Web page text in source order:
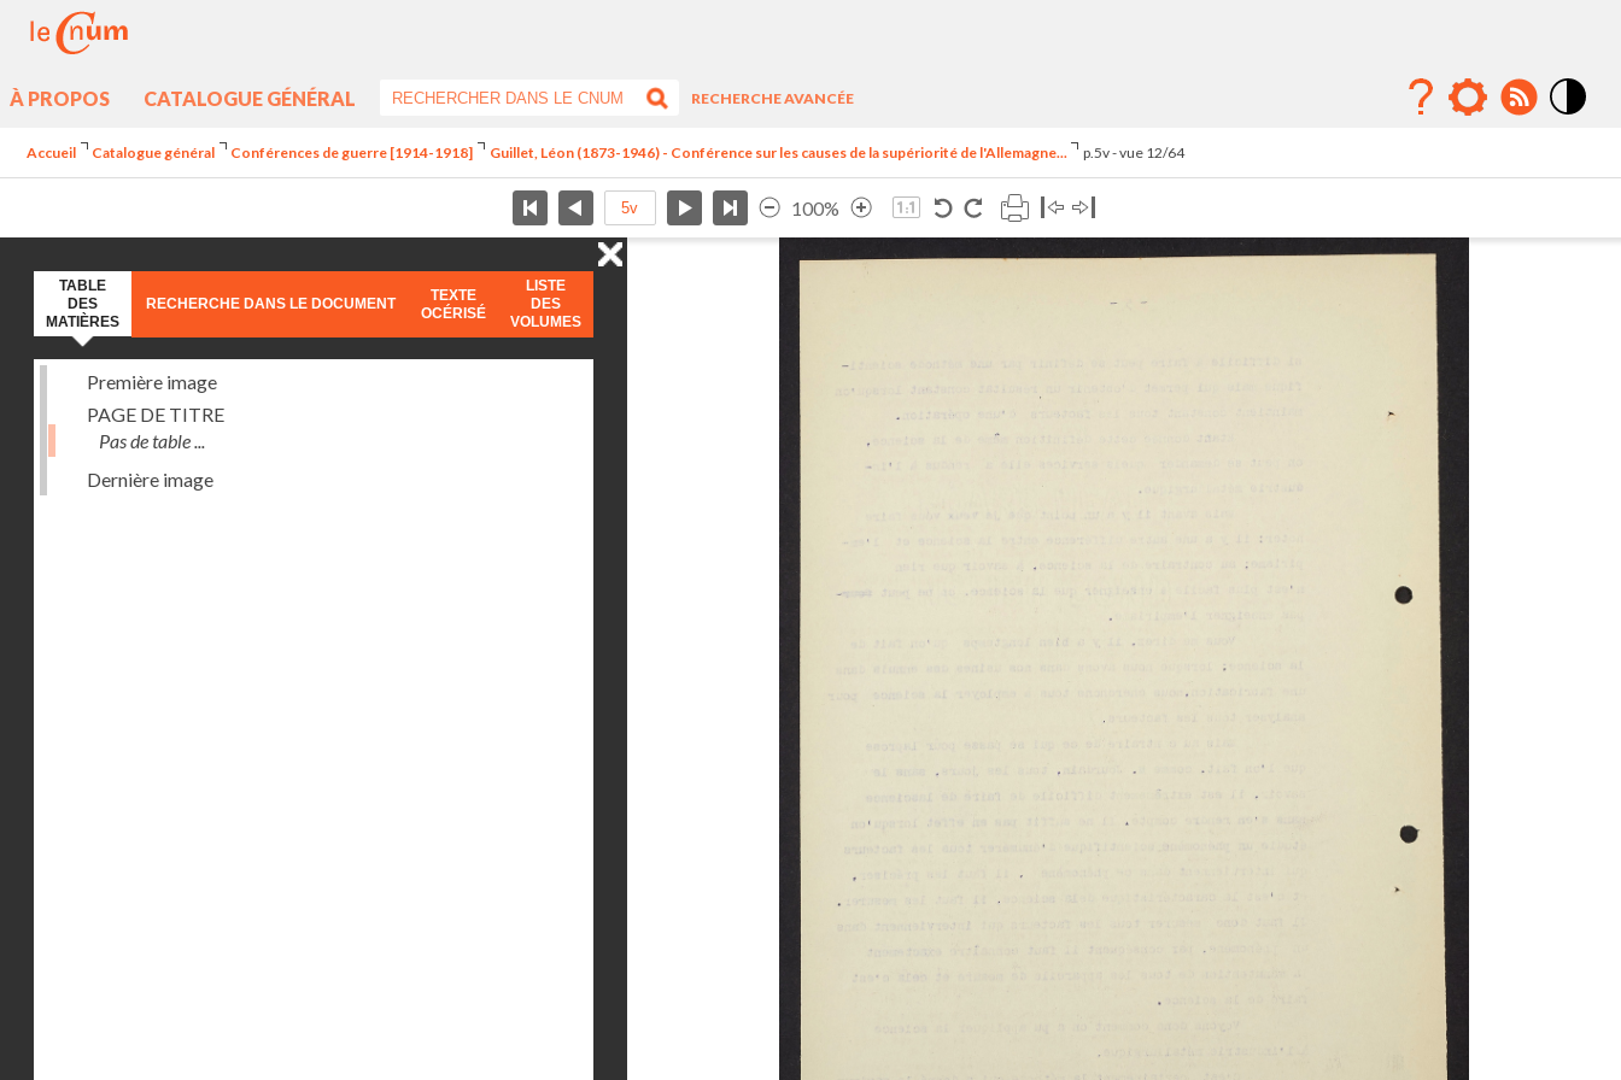
À PROPOS CATALOGUE GÉNÉRAL
RECHERCHE AVANCÉE
Accueil Catalogue général Conférences de guerre [1914-1918] Guillet, Léon (1873-1946) - Conférence sur les causes de la supériorité de l'Allemagne... p.5v - vue 12/64
100%
TABLE
DES
MATIÈRES
RECHERCHE DANS LE DOCUMENT
TEXTE
OCÉRISÉ
LISTE
DES
VOLUMES
Première image
PAGE DE TITRE
Pas de table ...
Dernière image